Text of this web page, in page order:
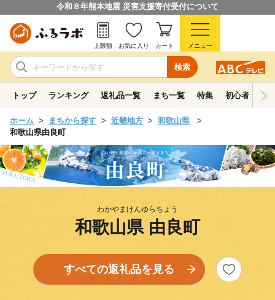
令和８年熊本地震 災害支援寄付受付について
検索
上限額 お気に入り カート メニュー
トップ ランキング 返礼品一覧 まち一覧 特集 初心者ガイド
ホーム まちから探す 近畿地方
和歌山県
和歌山県由良町
わかやまけんゆらちょう
和歌山県 由良町
すべての返礼品を見る